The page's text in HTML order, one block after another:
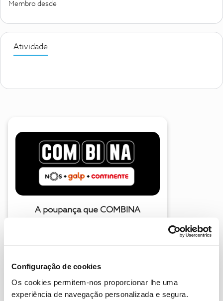
Configuração de cookies
Os cookies permitem-nos proporcionar lhe uma
experiência de navegação personalizada e segura.
Membro desde
Atividade
A poupança que COMBINA